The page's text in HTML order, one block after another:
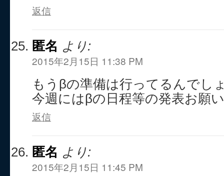
返信
匿名 より:
2015年2月15日 11:38 PM
もうβの準備は行ってるんでし
今週にはβの日程等の発表お願
返信
匿名 より:
2015年2月15日 11:45 PM